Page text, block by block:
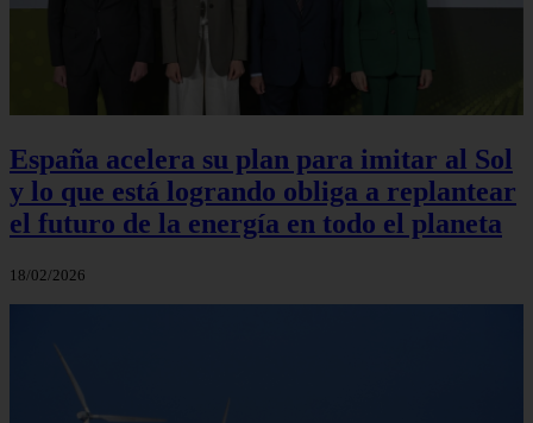
España acelera su plan para imitar al Sol
y lo que está logrando obliga a replantear
el futuro de la energía en todo el planeta
18/02/2026